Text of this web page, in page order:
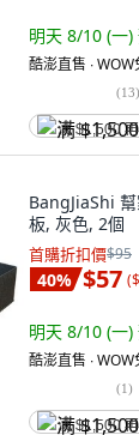
明天 8/10 (一)
酷澎直售 ∙
(13)
满 $1,500
BangJiaShi
板, 灰色, 2個
首購折扣價$95
40% $57 (
明天 8/10 (一)
酷澎直售 ∙
(1)
满 $1,500